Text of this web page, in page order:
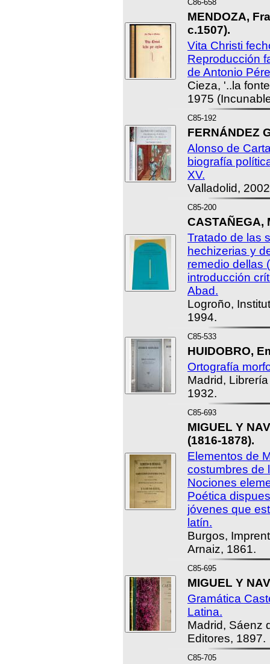
C86-658
MENDOZA,
c.1507).
Vita Christi
Reproducción
de Antonio
Cieza, '..la
1975
C85-192
FERNÁNDEZ
Alonso de
biografía
XV.
Valladolid,
C85-200
CASTAÑEGA,
Tratado de las
hechizerias y
remedio dellas
introducción
Abad.
Logroño,
1994.
C85-533
HUIDOBRO,
Ortografía
Madrid,
1932.
C85-693
MIGUEL Y
(1816-1878).
Elementos de
costumbres de
Nociones
Poética
jóvenes que
latín.
Burgos,
Arnaiz, 1861.
C85-695
MIGUEL Y
Gramática
Latina.
Madrid, Sáenz
Editores, 1897.
C85-705